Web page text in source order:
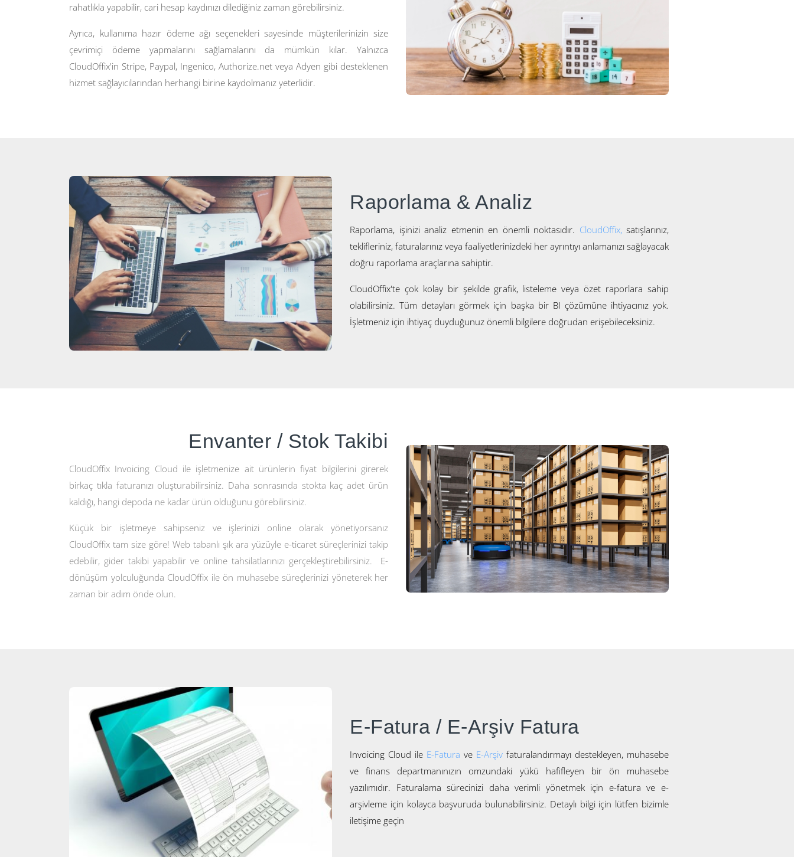
rahatlıkla yapabilir, cari hesap kaydınızı dilediğiniz zaman görebilirsiniz.
Ayrıca, kullanıma hazır ödeme ağı seçenekleri sayesinde müşterilerinizin size
çevrimiçi ödeme yapmalarını sağlamalarını da mümkün kılar. Yalnızca
CloudOffix'in Stripe, Paypal, Ingenico, Authorize.net veya Adyen gibi desteklenen
hizmet sağlayıcılarından herhangi birine kaydolmanız yeterlidir.
Raporlama & Analiz
Raporlama, işinizi analiz etmenin en önemli noktasıdır. CloudOffix,satışlarınız,
teklifleriniz, faturalarınız veya faaliyetlerinizdeki her ayrıntıyı anlamanızı sağlayacak
doğru raporlama araçlarına sahiptir.
CloudOffix'te çok kolay bir şekilde grafik, listeleme veya özet raporlara sahip
olabilirsiniz. Tüm detayları görmek için başka bir BI çözümüne ihtiyacınız yok.
İşletmeniz için ihtiyaç duyduğunuz önemli bilgilere doğrudan erişebileceksiniz.
Envanter / Stok Takibi
CloudOffix Invoicing Cloud ile işletmenize ait ürünlerin fiyat bilgilerini girerek
birkaç tıkla faturanızı oluşturabilirsiniz. Daha sonrasında stokta kaç adet ürün
kaldığı, hangi depoda ne kadar ürün olduğunu görebilirsiniz.
Küçük bir işletmeye sahipseniz ve işlerinizi online olarak yönetiyorsanız
CloudOffix tam size göre! Web tabanlı şık ara yüzüyle e-ticaret süreçlerinizi takip
edebilir, gider takibi yapabilir ve online tahsilatlarınızı gerçekleştirebilirsiniz. E-
dönüşüm yolculuğunda CloudOffix ile ön muhasebe süreçlerinizi yöneterek her
zaman bir adım önde olun.
E-Fatura / E-Arşiv Fatura
Invoicing Cloud ile E-Fatura ve E-Arşiv faturalandırmayı destekleyen, muhasebe
ve finans departmanınızın omzundaki yükü hafifleyen bir ön muhasebe
yazılımıdır. Faturalama sürecinizi daha verimli yönetmek için e-fatura ve e-
arşivleme için kolayca başvuruda bulunabilirsiniz. Detaylı bilgi için lütfen bizimle
iletişime geçin